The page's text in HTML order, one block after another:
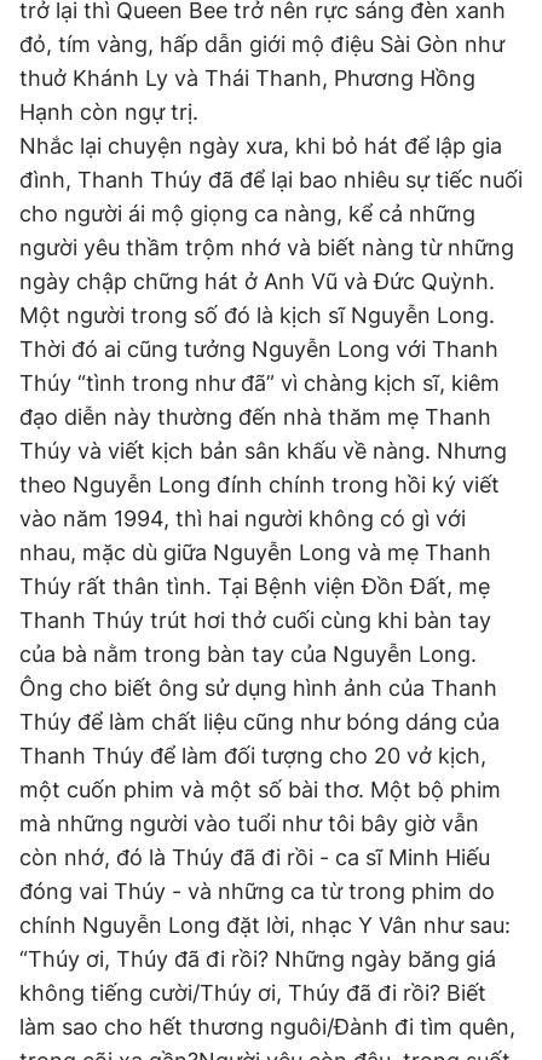
trở lại thì Queen Bee trở nên rực sáng đèn xanh
đỏ, tím vàng, hấp dẫn giới mộ điệu Sài Gòn như
thuở Khánh Ly và Thái Thanh, Phương Hồng
Hạnh còn ngự trị.
Nhắc lại chuyện ngày xưa, khi bỏ hát để lập gia
đình, Thanh Thúy đã để lại bao nhiêu sự tiếc nuối
cho người ái mộ giọng ca nàng, kể cả những
người yêu thầm trộm nhớ và biết nàng từ những
ngày chập chững hát ở Anh Vũ và Đức Quỳnh.
Một người trong số đó là kịch sĩ Nguyễn Long.
Thời đó ai cũng tưởng Nguyễn Long với Thanh
Thúy “tình trong như đã” vì chàng kịch sĩ, kiêm
đạo diễn này thường đến nhà thăm mẹ Thanh
Thúy và viết kịch bản sân khấu về nàng. Nhưng
theo Nguyễn Long đính chính trong hồi ký viết
vào năm 1994, thì hai người không có gì với
nhau, mặc dù giữa Nguyễn Long và mẹ Thanh
Thúy rất thân tình. Tại Bệnh viện Đồn Đất, mẹ
Thanh Thúy trút hơi thở cuối cùng khi bàn tay
của bà nằm trong bàn tay của Nguyễn Long.
Ông cho biết ông sử dụng hình ảnh của Thanh
Thúy để làm chất liệu cũng như bóng dáng của
Thanh Thúy để làm đối tượng cho 20 vở kịch,
một cuốn phim và một số bài thơ. Một bộ phim
mà những người vào tuổi như tôi bây giờ vẫn
còn nhớ, đó là Thúy đã đi rồi - ca sĩ Minh Hiếu
đóng vai Thúy - và những ca từ trong phim do
chính Nguyễn Long đặt lời, nhạc Y Vân như sau:
“Thúy ơi, Thúy đã đi rồi? Những ngày băng giá
không tiếng cười/Thúy ơi, Thúy đã đi rồi? Biết
làm sao cho hết thương nguôi/Đành đi tìm quên,